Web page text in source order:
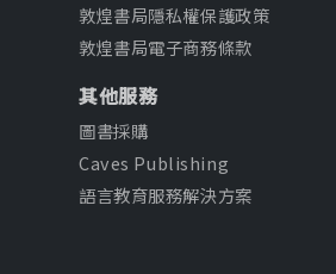
敦煌書局隱私權保護政策
敦煌書局電子商務條款
其他服務
圖書採購
Caves Publishing
語言教育服務解決方案